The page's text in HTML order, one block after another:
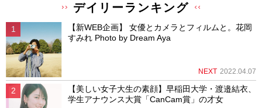
デイリーランキング
【新WEB企画】 女優とカメラとフィルムと。花岡
すみれ Photo by Dream Aya
NEXT 2022.04.07
【美しい女子大生の素顔】早稲田大学・渡邉結衣、
学生アナウンス大賞「CanCam賞」の才女